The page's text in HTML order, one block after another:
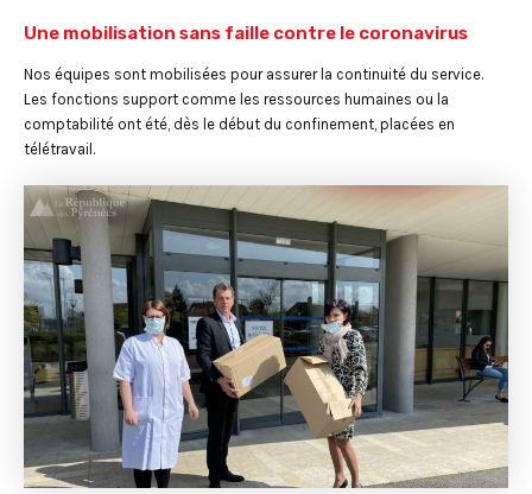
Une mobilisation sans faille contre le coronavirus
Nos équipes sont mobilisées pour assurer la continuité du service.
Les fonctions support comme les ressources humaines ou la
comptabilité ont été, dès le début du confinement, placées en
télétravail.